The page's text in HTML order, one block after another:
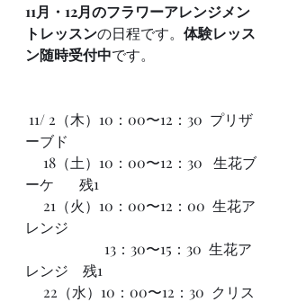
11月・12月のフラワーアレンジメン
トレッスンの日程です。 体験レッス
ン随時受付中です。
ーブド
18（土）10：00〜12：30   生花ブ
ーケ       残1
レンジ
13：30〜15：30  生花ア
レンジ    残1